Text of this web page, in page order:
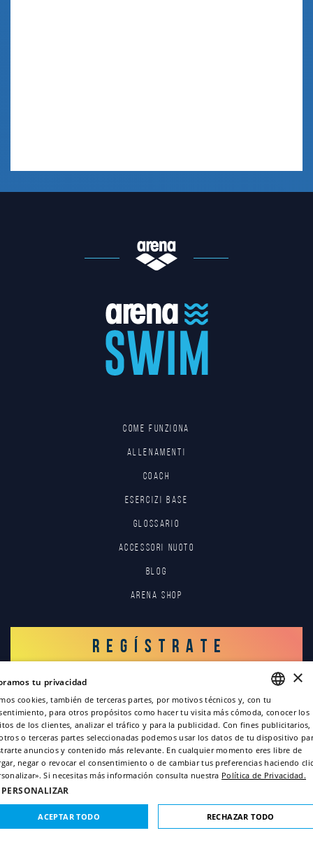
Come funziona
Allenamenti
Coach
Esercizi base
Glossario
Accessori nuoto
Blog
Arena Shop
REGÍSTRATE
INICIAR SESIÓN
Términos de privacidad
ENGLISH
ITALIAN
FRENCH
×
tu privacidad
cookies, también de terceras partes, por motivos técnicos y, con tu
para otros propósitos como hacer tu visita más cómoda, conocer los
de los clientes, analizar el tráfico y para la publicidad. Con fines publicitarios,
o terceras partes seleccionadas podemos usar los datos de tu dispositivo
anuncios y contenido más relevante. En cualquier momento eres libre de
negar o revocar el consentimiento o de cambiar tus preferencias haciendo
Si necesitas más información consulta nuestra Política de Privacidad.
PERSONALIZAR
ACEPTAR TODO RECHAZAR TODO